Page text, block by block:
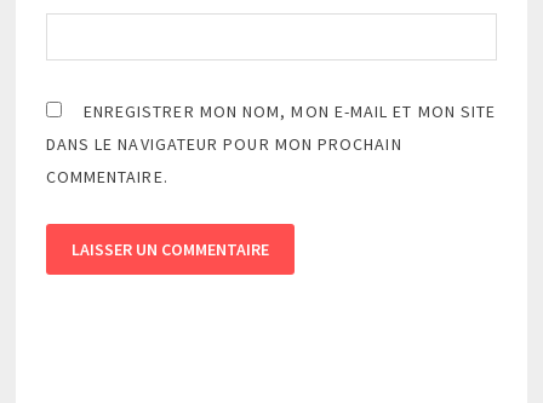
ENREGISTRER MON NOM, MON E-MAIL ET MON SITE
DANS LE NAVIGATEUR POUR MON PROCHAIN
COMMENTAIRE.